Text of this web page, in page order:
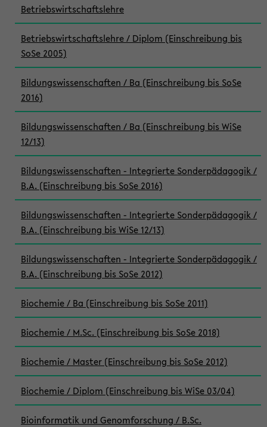
Betriebswirtschaftslehre
Betriebswirtschaftslehre / Diplom (Einschreibung bis
SoSe 2005)
Bildungswissenschaften / Ba (Einschreibung bis SoSe
2016)
Bildungswissenschaften / Ba (Einschreibung bis WiSe
12/13)
Bildungswissenschaften - Integrierte Sonderpädagogik /
B.A. (Einschreibung bis SoSe 2016)
Bildungswissenschaften - Integrierte Sonderpädagogik /
B.A. (Einschreibung bis WiSe 12/13)
Bildungswissenschaften - Integrierte Sonderpädagogik /
B.A. (Einschreibung bis SoSe 2012)
Biochemie / Ba (Einschreibung bis SoSe 2011)
Biochemie / M.Sc. (Einschreibung bis SoSe 2018)
Biochemie / Master (Einschreibung bis SoSe 2012)
Biochemie / Diplom (Einschreibung bis WiSe 03/04)
Bioinformatik und Genomforschung / B.Sc.